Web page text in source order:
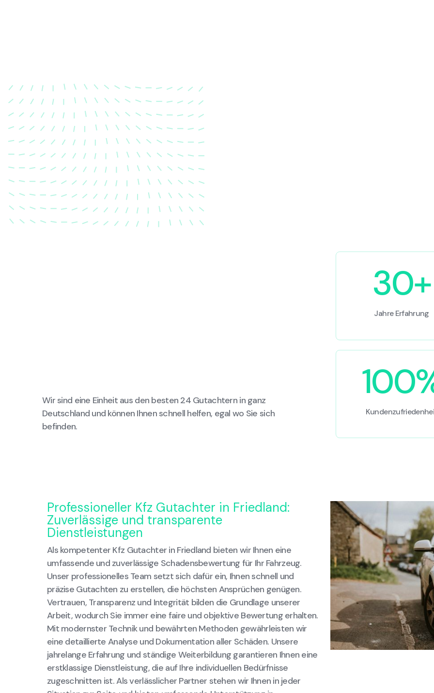
Karosserievermessung
Unsere exakte Karosserievermessung stellt
einem Unfall wieder in ihren ursprünglichen
Zustand gebracht wird.
Wir sind eine Einheit aus den besten 24 Gutachtern in ganz
Deutschland und können Ihnen schnell helfen, egal wo Sie sich
befinden.
30+
Jahre Erfahrung
Professioneller Kfz Gutachter in Friedland:
Zuverlässige und transparente
Dienstleistungen
Als kompetenter Kfz Gutachter in Friedland bieten wir Ihnen eine
umfassende und zuverlässige Schadensbewertung für Ihr Fahrzeug.
Unser professionelles Team setzt sich dafür ein, Ihnen schnell und
präzise Gutachten zu erstellen, die höchsten Ansprüchen genügen.
Vertrauen, Transparenz und Integrität bilden die Grundlage unserer
Arbeit, wodurch Sie immer eine faire und objektive Bewertung erhalten.
Mit modernster Technik und bewährten Methoden gewährleisten wir
eine detaillierte Analyse und Dokumentation aller Schäden. Unsere
jahrelange Erfahrung und ständige Weiterbildung garantieren Ihnen eine
erstklassige Dienstleistung, die auf Ihre individuellen Bedürfnisse
zugeschnitten ist. Als verlässlicher Partner stehen wir Ihnen in jeder